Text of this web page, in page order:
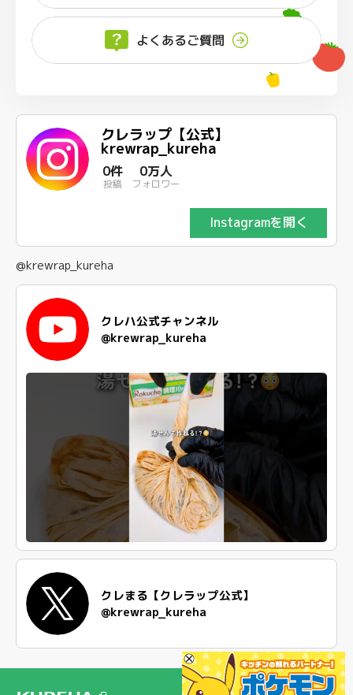
よくあるご質問
クレラップ【公式】
krewrap_kureha
0件
投稿
0万人
フォロワー
Instagramを開く
@krewrap_kureha
クレハ公式チャンネル
@krewrap_kureha
クレまる【クレラップ公式】
@krewrap_kureha